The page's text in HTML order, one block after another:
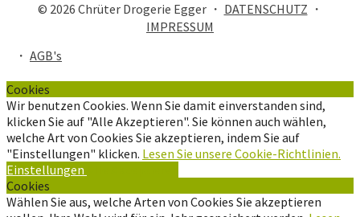
© 2026 Chrüter Drogerie Egger ・ DATENSCHUTZ ・
IMPRESSUM
・ AGB's
Cookies
Wir benutzen Cookies. Wenn Sie damit einverstanden sind,
klicken Sie auf "Alle Akzeptieren". Sie können auch wählen,
welche Art von Cookies Sie akzeptieren, indem Sie auf
"Einstellungen" klicken. Lesen Sie unsere Cookie-Richtlinien.
Einstellungen
Cookies
Wählen Sie aus, welche Arten von Cookies Sie akzeptieren